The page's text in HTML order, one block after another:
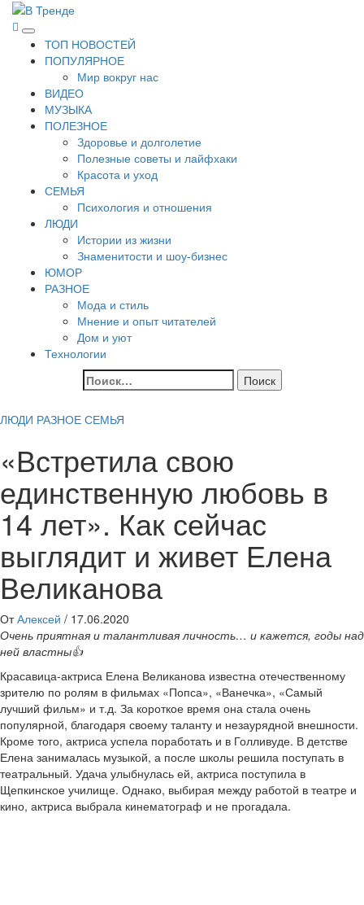
Перейти
содержимому
В Тренде
Самые свежие новости интернета
Основное
меню
ТОП НОВОСТЕЙ
ПОПУЛЯРНОЕ
Мир вокруг нас
ВИДЕО
МУЗЫКА
ПОЛЕЗНОЕ
Здоровье и долголетие
Полезные советы и лайфхаки
Красота и уход
СЕМЬЯ
Психология и отношения
ЛЮДИ
Истории из жизни
Знаменитости и шоу-бизнес
ЮМОР
РАЗНОЕ
Мода и стиль
Мнение и опыт читателей
Дом и уют
Технологии
Найти:
ЛЮДИ РАЗНОЕ СЕМЬЯ
«Встретила свою
единственную любовь в
14 лет». Как сейчас
выглядит и живет Елена
Великанова
От Алексей / 17.06.2020
Очень приятная и талантливая личность… и кажется, годы над
ней властны👍
Красавица-актриса Елена Великанова известна отечественному
зрителю по ролям в фильмах «Попса», «Ванечка», «Самый
лучший фильм» и т.д. За короткое время она стала очень
популярной, благодаря своему таланту и незаурядной внешности.
Кроме того, актриса успела поработать и в Голливуде. В детстве
Елена занималась музыкой, а после школы решила поступать в
театральный. Удача улыбнулась ей, актриса поступила в
Щепкинское училище. Однако, выбирая между работой в театре и
кино, актриса выбрала кинематограф и не прогадала.